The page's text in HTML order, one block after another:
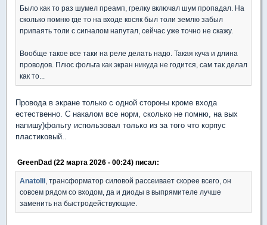
Было как то раз шумел преамп, грелку включал шум пропадал. На
сколько помню где то на входе косяк был толи землю забыл
припаять толи с сигналом напутал, сейчас уже точно не скажу.
Вообще такое все таки на реле делать надо. Такая куча и длина
проводов. Плюс фольга как экран никуда не годится, сам так делал
как то...
Провода в экране только с одной стороны кроме входа
естественно. С накалом все норм, сколько не помню, на вых
напишу)фольгу использовал только из за того что корпус
пластиковый..
GreenDad (22 марта 2026 - 00:24) писал:
Anatolii , трансформатор силовой рассеивает скорее всего, он
совсем рядом со входом, да и диоды в выпрямителе лучше
заменить на быстродействующие.